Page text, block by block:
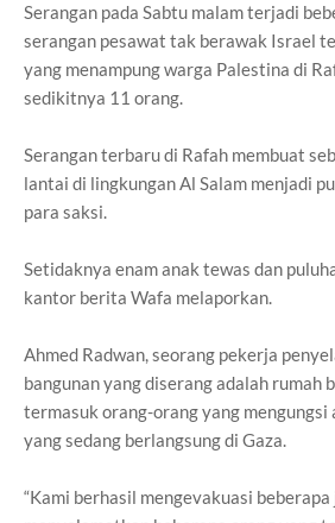
Serangan pada Sabtu malam terjadi
serangan pesawat tak berawak Israel
yang menampung warga Palestina di
sedikitnya 11 orang.
Serangan terbaru di Rafah membuat
lantai di lingkungan Al Salam menjadi
para saksi.
Setidaknya enam anak tewas dan
kantor berita Wafa melaporkan.
Ahmed Radwan, seorang pekerja
bangunan yang diserang adalah rumah
termasuk orang-orang yang
yang sedang berlangsung di Gaza.
“Kami berhasil mengevakuasi beberapa